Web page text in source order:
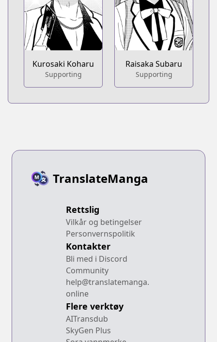
Kurosaki Koharu
Supporting
Raisaka Subaru
Supporting
TranslateManga
Rettslig
Vilkår og betingelser
Personvernspolitik
Kontakter
Bli med i Discord
Community
help@translatemanga.
online
Flere verktøy
AITransdub
SkyGen Plus